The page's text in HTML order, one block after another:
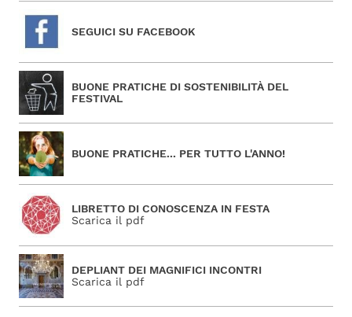
SEGUICI SU FACEBOOK
BUONE PRATICHE DI SOSTENIBILITÀ DEL
FESTIVAL
BUONE PRATICHE... PER TUTTO L'ANNO!
LIBRETTO DI CONOSCENZA IN FESTA
Scarica il pdf
DEPLIANT DEI MAGNIFICI INCONTRI
Scarica il pdf